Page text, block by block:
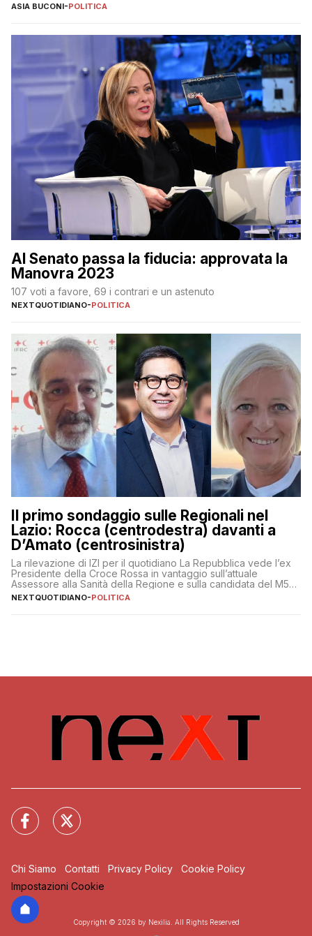
ASIA BUCONI-POLITICA
Al Senato passa la fiducia: approvata la
Manovra 2023
107 voti a favore, 69 i contrari e un astenuto
NEXTQUOTIDIANO-POLITICA
Il primo sondaggio sulle Regionali nel
Lazio: Rocca (centrodestra) davanti a
D’Amato (centrosinistra)
La rilevazione di IZI per il quotidiano La Repubblica vede l’ex
Presidente della Croce Rossa in vantaggio sull’attuale
Assessore alla Sanità della Regione e sulla candidata del M5S
Donatella Bianchi
NEXTQUOTIDIANO-POLITICA
Chi Siamo Contatti Privacy Policy
Cookie Policy
Impostazioni Cookie
Copyright © 2026 by Nexilia. All Rights Reserved